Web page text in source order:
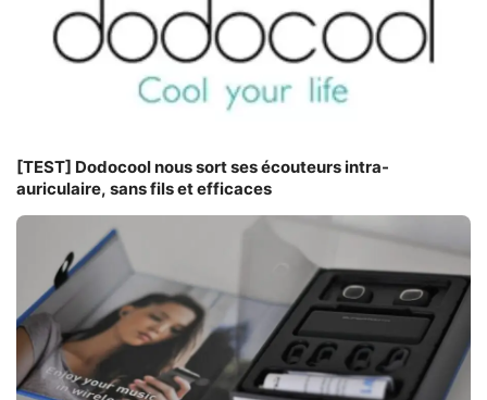
[TEST] Dodocool nous sort ses écouteurs intra-
auriculaire, sans fils et efficaces